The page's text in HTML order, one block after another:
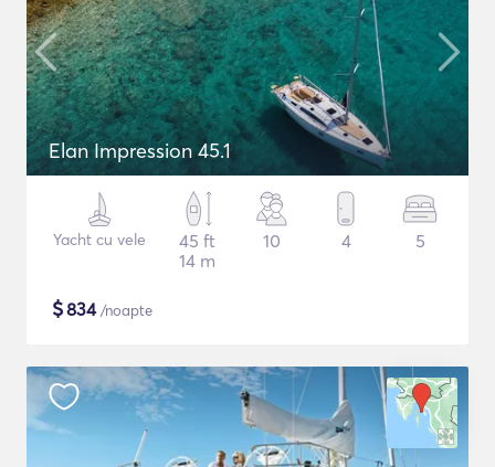
Elan Impression 45.1
Yacht cu vele
45 ft
14 m
10 4 5
$834/noapte